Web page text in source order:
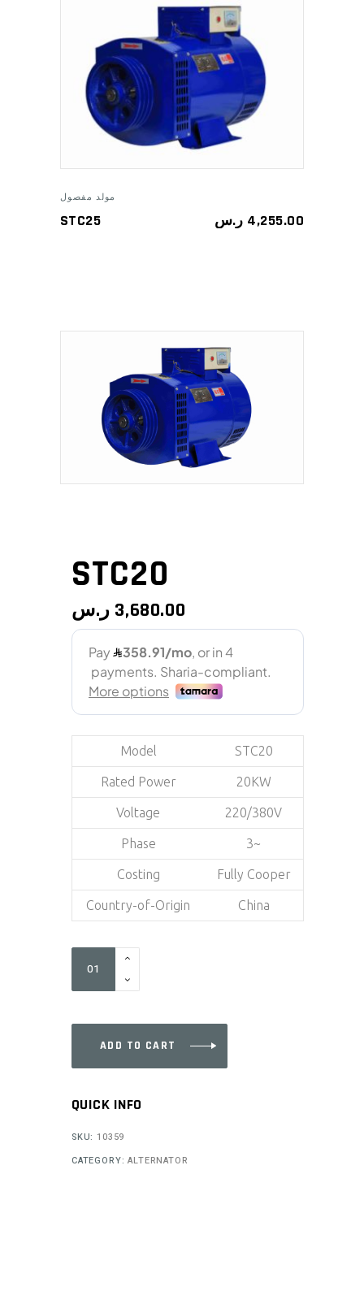
ADD TO CART
مولد مفصول
STC25 4,255.00 ر.س
STC20
3,680.00 ر.س
Model STC20
Rated Power 20KW
Voltage 220/380V
Phase 3~
Costing Fully Cooper
Country-of-Origin China
ADD TO CART
QUICK INFO
SKU: 10359
CATEGORY:ALTERNATOR